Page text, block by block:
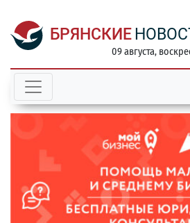
БРЯНСКИЕ
09 августа,